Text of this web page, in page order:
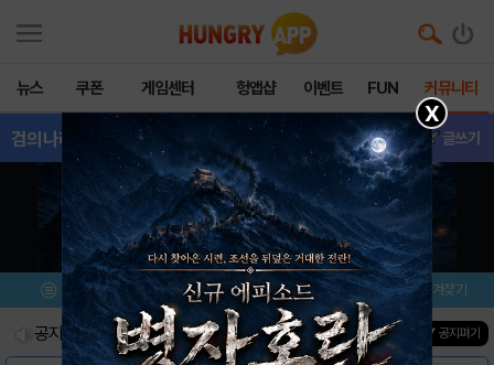
뉴스 쿠폰 게임센터 헝앱샵 이벤트 FUN 커뮤니티
검의나라 - 삽니다/팝니다 글쓰기
메뉴 이벤트/미션 설치/평가 즐겨찾기
공지사항 진행중인 이벤트0건 ▼ 공지펴기
X